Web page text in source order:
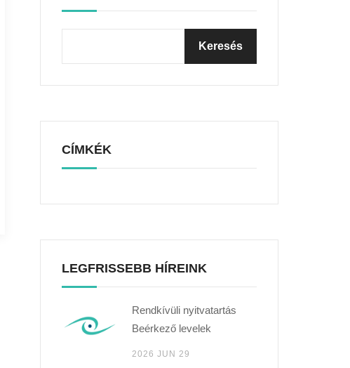
CÍMKÉK
LEGFRISSEBB HÍREINK
Rendkívüli nyitvatartás
Beérkező levelek
2026 JUN 29